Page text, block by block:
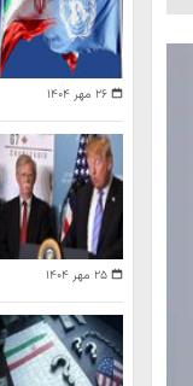
۲۶ مهر ۱۴۰۴
۲۵ مهر ۱۴۰۴